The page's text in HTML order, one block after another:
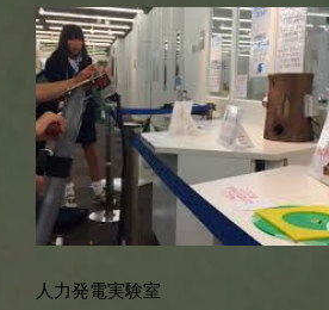
人力発電実験室